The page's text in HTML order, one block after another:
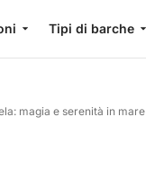
Tipi di barche
magia e serenità in mare